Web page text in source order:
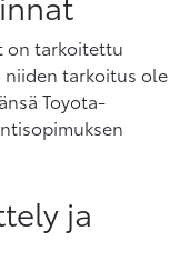
on tarkoitettu
tarkoitus ole
Toyota-
ja